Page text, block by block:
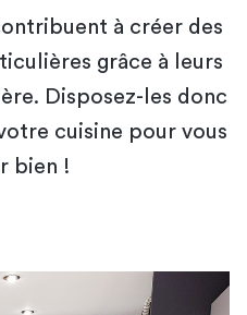
à créer des
grâce à leurs
Disposez-les donc
cuisine pour vous
bien !